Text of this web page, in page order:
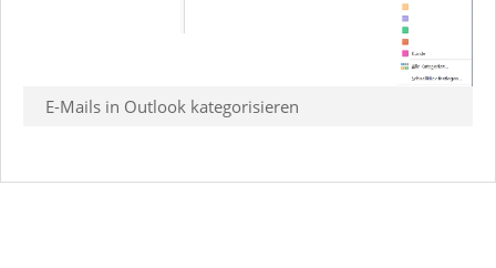
E-Mails in Outlook kategorisieren